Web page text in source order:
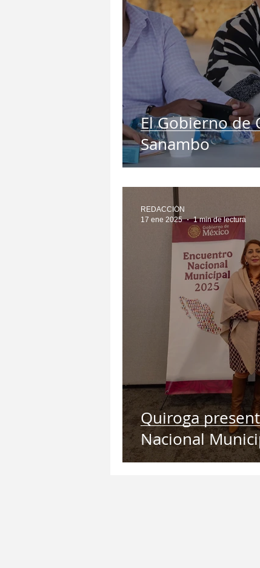
El Gobierno de
Sanambo
Quiroga
Nacional
REDACCIÓN
17 ene 2025
1 min de lectura